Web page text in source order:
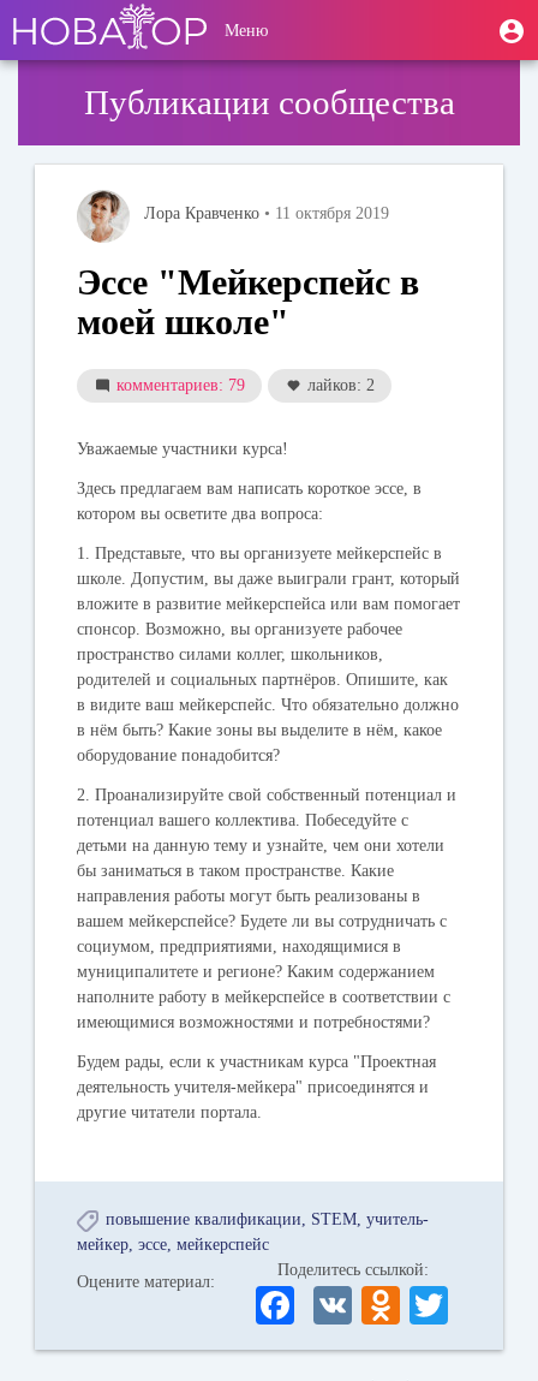
основному
содержанию
User
account
Меню
Публикации сообщества
Лора Кравченко • 11 октября 2019
Эссе "Мейкерспейс в
моей школе"
комментариев: 79 лайков: 2
Уважаемые участники курса!
Здесь предлагаем вам написать короткое эссе, в
котором вы осветите два вопроса:
1. Представьте, что вы организуете мейкерспейс в
школе. Допустим, вы даже выиграли грант, который
вложите в развитие мейкерспейса или вам помогает
спонсор. Возможно, вы организуете рабочее
пространство силами коллег, школьников,
родителей и социальных партнёров. Опишите, как
в видите ваш мейкерспейс. Что обязательно должно
в нём быть? Какие зоны вы выделите в нём, какое
оборудование понадобится?
2. Проанализируйте свой собственный потенциал и
потенциал вашего коллектива. Побеседуйте с
детьми на данную тему и узнайте, чем они хотели
бы заниматься в таком пространстве. Какие
направления работы могут быть реализованы в
вашем мейкерспейсе? Будете ли вы сотрудничать с
социумом, предприятиями, находящимися в
муниципалитете и регионе? Каким содержанием
наполните работу в мейкерспейсе в соответствии с
имеющимися возможностями и потребностями?
Будем рады, если к участникам курса "Проектная
деятельность учителя-мейкера" присоединятся и
другие читатели портала.
повышение квалификации STEM учитель-
мейкер эссе мейкерспейс
Оцените материал:
Поделитесь ссылкой:
Fa
ce
V
K
O
dn wi